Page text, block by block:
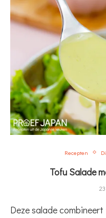
Recepten
Tofu Salade
Deze salade